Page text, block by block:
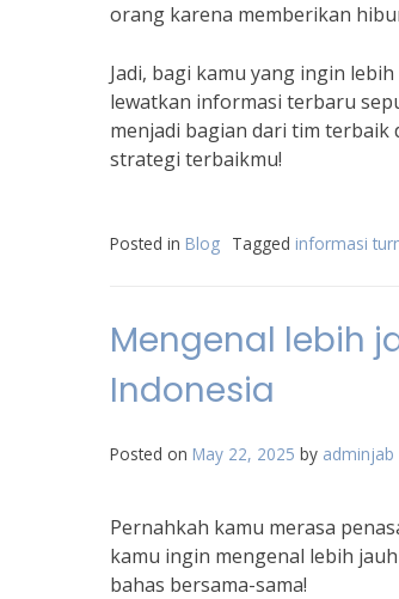
orang karena memberikan
Jadi, bagi kamu yang ingin
lewatkan informasi terbaru
menjadi bagian dari tim terbaik
strategi terbaikmu!
Posted in Blog Tagged informasi
Mengenal lebih
Indonesia
Posted on May 22, 2025 by adminjab
Pernahkah kamu merasa
kamu ingin mengenal lebih
bahas bersama-sama!